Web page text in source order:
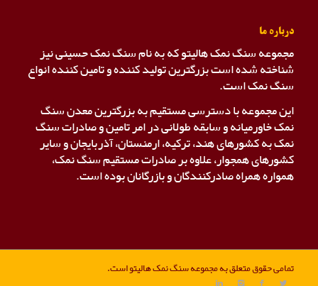
درباره ما
مجموعه سنگ نمک هالیتو که به نام سنگ نمک حسینی نیز
شناخته شده است بزرگترین تولید کننده و تامین کننده انواع
سنگ نمک است.
این مجموعه با دسترسی مستقیم به بزرگترین معدن سنگ
نمک خاورمیانه و سابقه طولانی در امر تامین و صادرات سنگ
نمک به کشورهای هند، ترکیه، ارمنستان، آذربایجان و سایر
کشورهای همجوار، علاوه بر صادرات مستقیم سنگ نمک،
همواره همراه صادرکنندگان و بازرگانان بوده است.
تمامی حقوق متعلق به مجموعه سنگ نمک هالیتو است.